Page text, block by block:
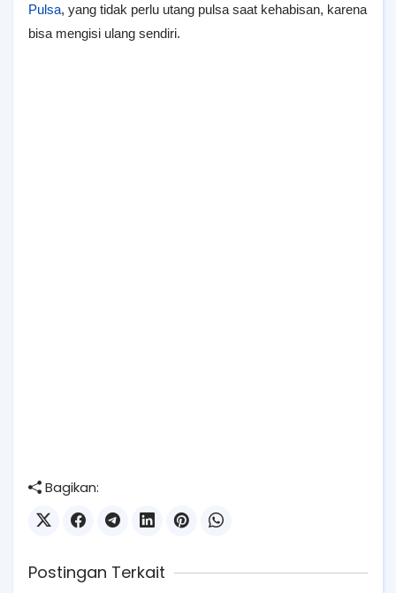
Pulsa, yang tidak perlu utang pulsa saat kehabisan, karena
bisa mengisi ulang sendiri.
Bagikan:
Postingan Terkait